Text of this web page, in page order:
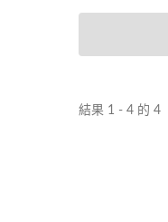
結果 1 - 4 的 4